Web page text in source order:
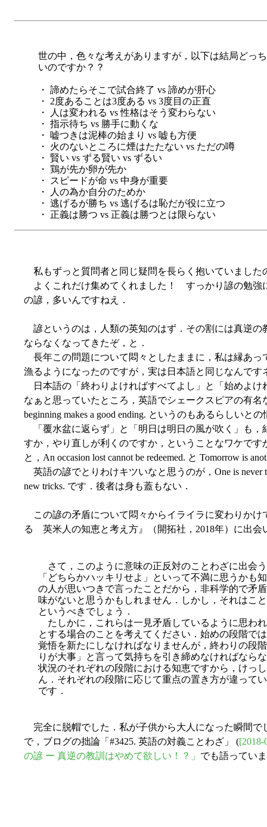
世の中，色々な考えがありますが，以下は結局どっ
いのですか？？
・ 諦めたらそこで試合終了 vs 諦めが肝心
・ 2度あることは3度ある vs 3度目の正直
・ 人は変われる vs 性格はそう変わらない
・ 指示待ち vs 勝手に動くな
・ 嘘つきは泥棒の始まり vs 嘘も方便
・ 火のないところに煙はたたない vs ただの噂
・ 賢い vs ずる賢い vs ずるい
・ 鶏が先か卵が先か
・ スピードが命 vs 中身が重要
・ 人の為か自分のためか
・ 逃げるが勝ち vs 逃げるは恥だが役に立つ
・ 正義は勝つ vs 正義は勝つとは限らない
私もずっと質問者と同じ疑問を長らく抱いていました
よくこれだけ集めてくれました！ すっかり諺の勉強
の諺，多いんですねえ．
諺というのは，人類の英知のはず．その割には真逆の
ならなくなってきたぞ，と．
長年この問題について悶々としたままに，私は縁あっ
漁るようになったのですが，実は日本語と同じなんです
日本語の「終わりよければすべてよし」と「始めよけ
なぁと思っていたところ，英語でシェークスピアの有名
beginning makes a good ending. というのもあるらしいと
「覆水盆に返らず」と「明日は明日の風が吹く」も，
すか，やり直しが利くのですか，ということなワケで
と，An occasion lost cannot be redeemed. と Tomorrow is
英語の諺でとりわけキツいなと思うのが，One is never
new tricks. です．後者は身も蓋もない．
この諺の矛盾について悶々からイライラに変わりかけ
る 英米人の知恵と考え方』（開拓社，2018年）に出会
さて，このように意味の正反対のことわざに出会
「どちらかハッキリせよ」といって不満に思うかも
の人が思いつきで言ったことだから，非科学的で矛
味がないと思うかもしれません．しかし，それはこ
というべきでしょう．
たしかに，これらは一見矛盾しているように思わ
とする場合のことを考えてください．始めの段階で
覚悟を新たにしなければなりませんが，終わりの段
りが大事」と言って気持ちを引き締めなければなら
状況のそれぞれの段階における知恵ですから，けっ
ん．それぞれの段階に応じて重点の置き方が違って
です．
完全に脱帽でした．私が子供から大人になった瞬間で
で，ブログの拙論「#3425. 英語の対義ことわざ」 ([2018-
の諺 ー 真逆の教訓はやめて欲しい！？」 でも語ってい